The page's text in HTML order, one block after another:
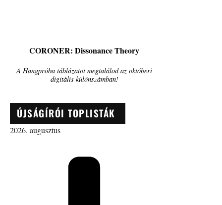
CORONER: Dissonance Theory
A Hangpróba táblázatot megtalálod az októberi
digitális különszámban!
ÚJSÁGÍRÓI TOPLISTÁK
2026. augusztus